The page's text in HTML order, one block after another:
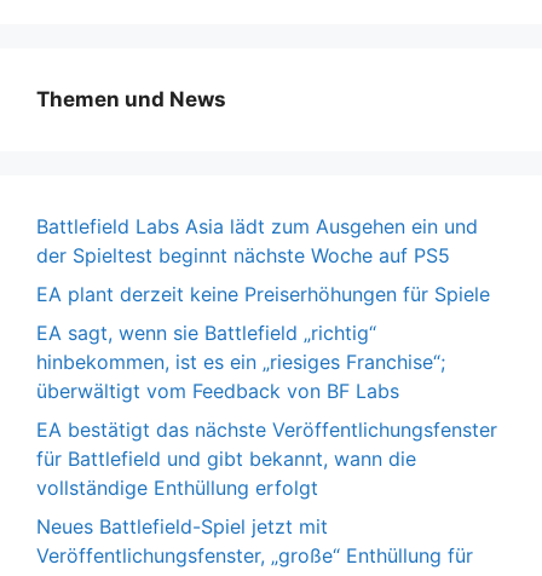
Themen und News
Battlefield Labs Asia lädt zum Ausgehen ein und
der Spieltest beginnt nächste Woche auf PS5
EA plant derzeit keine Preiserhöhungen für Spiele
EA sagt, wenn sie Battlefield „richtig“
hinbekommen, ist es ein „riesiges Franchise“;
überwältigt vom Feedback von BF Labs
EA bestätigt das nächste Veröffentlichungsfenster
für Battlefield und gibt bekannt, wann die
vollständige Enthüllung erfolgt
Neues Battlefield-Spiel jetzt mit
Veröffentlichungsfenster, „große“ Enthüllung für